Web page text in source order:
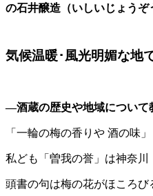
の石井醸造（いしいじょうぞ
気候温暖･風光明媚な地
―酒蔵の歴史や地域について
「一輪の梅の香りや 酒の味」
私ども「曽我の誉」は神奈川
頭書の句は梅の花がほころび